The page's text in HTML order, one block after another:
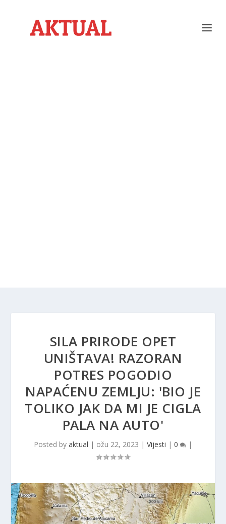
SILA PRIRODE OPET
UNIŠTAVA! RAZORAN
POTRES POGODIO
NAPAĆENU ZEMLJU: 'BIO JE
TOLIKO JAK DA MI JE CIGLA
PALA NA AUTO'
Posted by aktual | ožu 22, 2023 | Vijesti | 0 |